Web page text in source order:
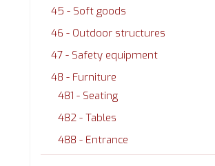
45 - Soft goods
46 - Outdoor structures
47 - Safety equipment
48 - Furniture
481 - Seating
482 - Tables
488 - Entrance